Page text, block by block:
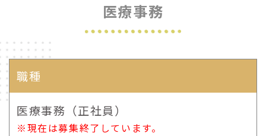
医療事務
職種
医療事務（正社員）
※現在は募集終了しています。